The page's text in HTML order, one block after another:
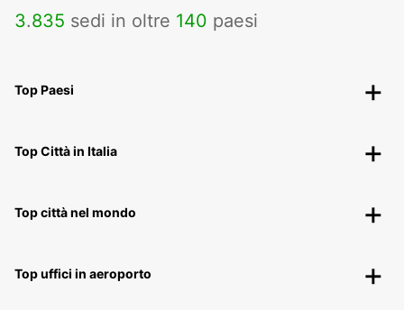
3.835 sedi in oltre 140 paesi
Top Paesi
Top Città in Italia
Top città nel mondo
Top uffici in aeroporto